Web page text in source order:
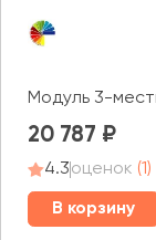
Модуль 3-
20 787
4.3оценок (1)
В корзину